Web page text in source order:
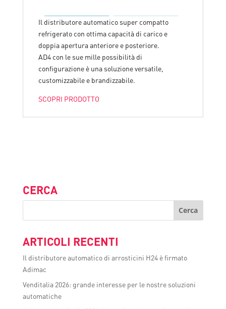
Il distributore automatico super compatto
refrigerato con ottima capacità di carico e
doppia apertura anteriore e posteriore.
AD4 con le sue mille possibilità di
configurazione è una soluzione versatile,
customizzabile e brandizzabile.
SCOPRI PRODOTTO
CERCA
ARTICOLI RECENTI
Il distributore automatico di arrosticini H24 è firmato
Adimac
Venditalia 2026: grande interesse per le nostre soluzioni
automatiche